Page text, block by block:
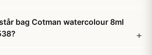
bag Cotman watercolour 8ml